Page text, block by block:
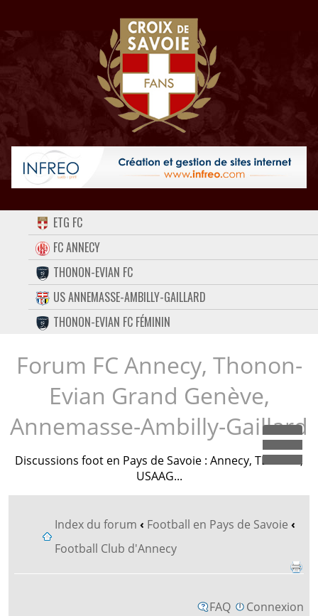
ACCUEIL
FORUM
CONTACT
FACEBOOK
TWITTER
INSTAGRAM
ETG FC
FC ANNECY
THONON-EVIAN FC
US ANNEMASSE-AMBILLY-GAILLARD
THONON-EVIAN FC FÉMININ
Forum FC Annecy, Thonon-
Evian Grand Genève,
Annemasse-Ambilly-Gaillard
Discussions foot en Pays de Savoie : Annecy, TEGG FC,
USAAG...
Index du forum ‹ Football en Pays de Savoie ‹
Football Club d'Annecy
FAQ Connexion